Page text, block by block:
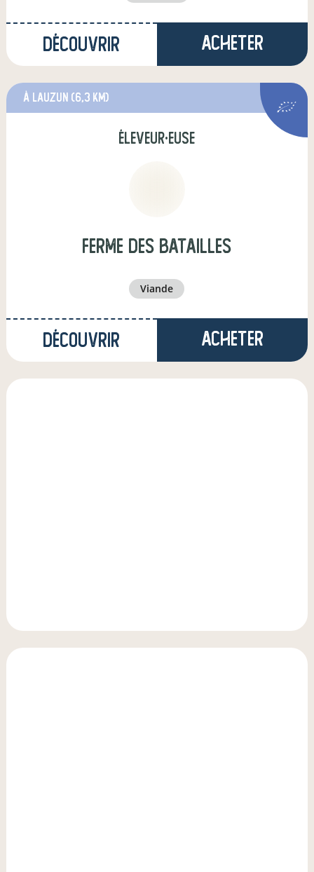
Découvrir Acheter
à Lauzun (6,3 km)
éleveur·euse
Ferme des Batailles
viande
Découvrir Acheter